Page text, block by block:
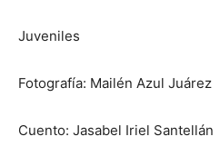
Juveniles
Fotografía: Mailén Azul Juárez
Cuento: Jasabel Iriel Santellán